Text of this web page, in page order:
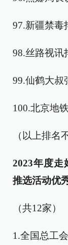
97.新疆禁毒
98.丝路视讯
99.仙鹤大叔
100.北京地
（以上排名
2023年度走
推选活动优
（共12家）
1.全国总工